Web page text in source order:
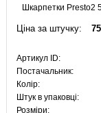
Шкарпетки Presto2
Ціна за штучку:
Артикул ID:
Постачальник:
Колір:
Штук в упаковці:
Розміри: